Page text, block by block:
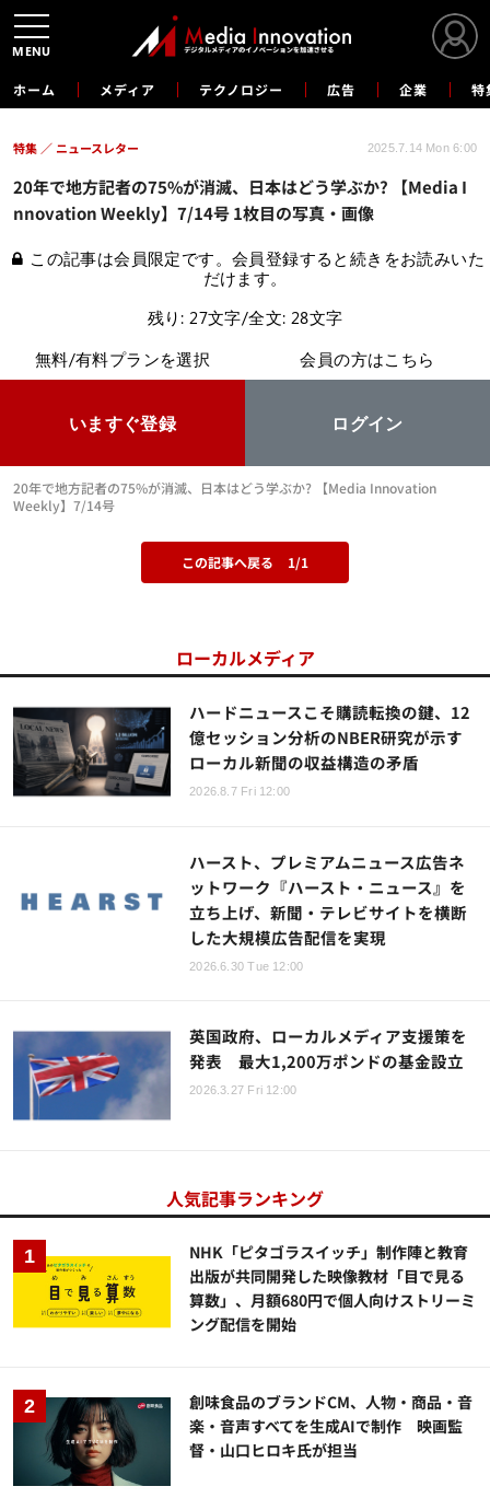
ホーム メディア テクノロジー 広告 企業 特
20年で地方記者の75%が消滅、日本はどう学ぶか? 【Media I
nnovation Weekly】7/14号 1枚目の写真・画像
特集 ニュースレター 2025.7.14 Mon 6:00
この記事は会員限定です。会員登録すると続きをお読みいた
だけます。
残り: 27文字/全文: 28文字
無料/有料プランを選択
いますぐ登録
会員の方はこちら
ログイン
20年で地方記者の75%が消滅、日本はどう学ぶか? 【Media Innovation
Weekly】7/14号
この記事へ戻る 1/1
ローカルメディア
ハードニュースこそ購読転換の鍵、12
億セッション分析のNBER研究が示す
ローカル新聞の収益構造の矛盾
2026.8.7 Fri 12:00
ハースト、プレミアムニュース広告ネ
ットワーク『ハースト・ニュース』を
立ち上げ、新聞・テレビサイトを横断
した大規模広告配信を実現
2026.6.30 Tue 12:00
英国政府、ローカルメディア支援策を
発表 最大1,200万ポンドの基金設立
2026.3.27 Fri 12:00
人気記事ランキング
NHK「ピタゴラスイッチ」制作陣と教育
出版が共同開発した映像教材「目で見る
算数」、月額680円で個人向けストリーミ
ング配信を開始
創味食品のブランドCM、人物・商品・音
楽・音声すべてを生成AIで制作 映画監
督・山口ヒロキ氏が担当
MENU